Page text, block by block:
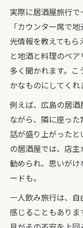
実際に居酒屋旅行で
「カウンター席で
光情報を教えても
と地酒と料理のペ
多く聞かれます。
かなものにしてくれ
例えば、広島の居
ながら、隣に座っ
話が盛り上がった
の居酒屋では、店
勧められ、思いが
ードも。
一人飲み旅行は、
感じることもあり